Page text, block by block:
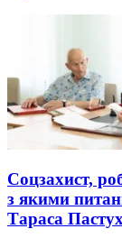
Соцзахист,
з якими
Тараса